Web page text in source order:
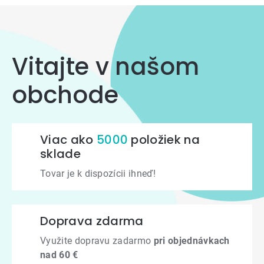
výpisu
Vitajte v našom
obchode
Viac ako 5000 položiek na
sklade
Tovar je k dispozícii ihneď!
Doprava zdarma
Využite dopravu zadarmo pri objednávkach
nad 60 €